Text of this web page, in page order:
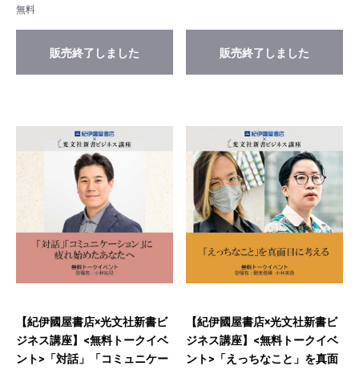
無料
販売終了しました 販売終了しました
【紀伊國屋書店×光文社新書ビ
ジネス講座】<無料トークイベ
ント>「対話」「コミュニケー
【紀伊國屋書店×光文社新書ビ
ジネス講座】<無料トークイベ
ント>「えっちなこと」を真面